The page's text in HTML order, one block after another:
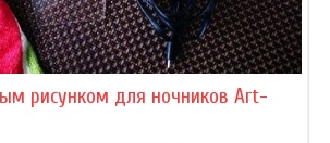
рисунком для ночников Art-